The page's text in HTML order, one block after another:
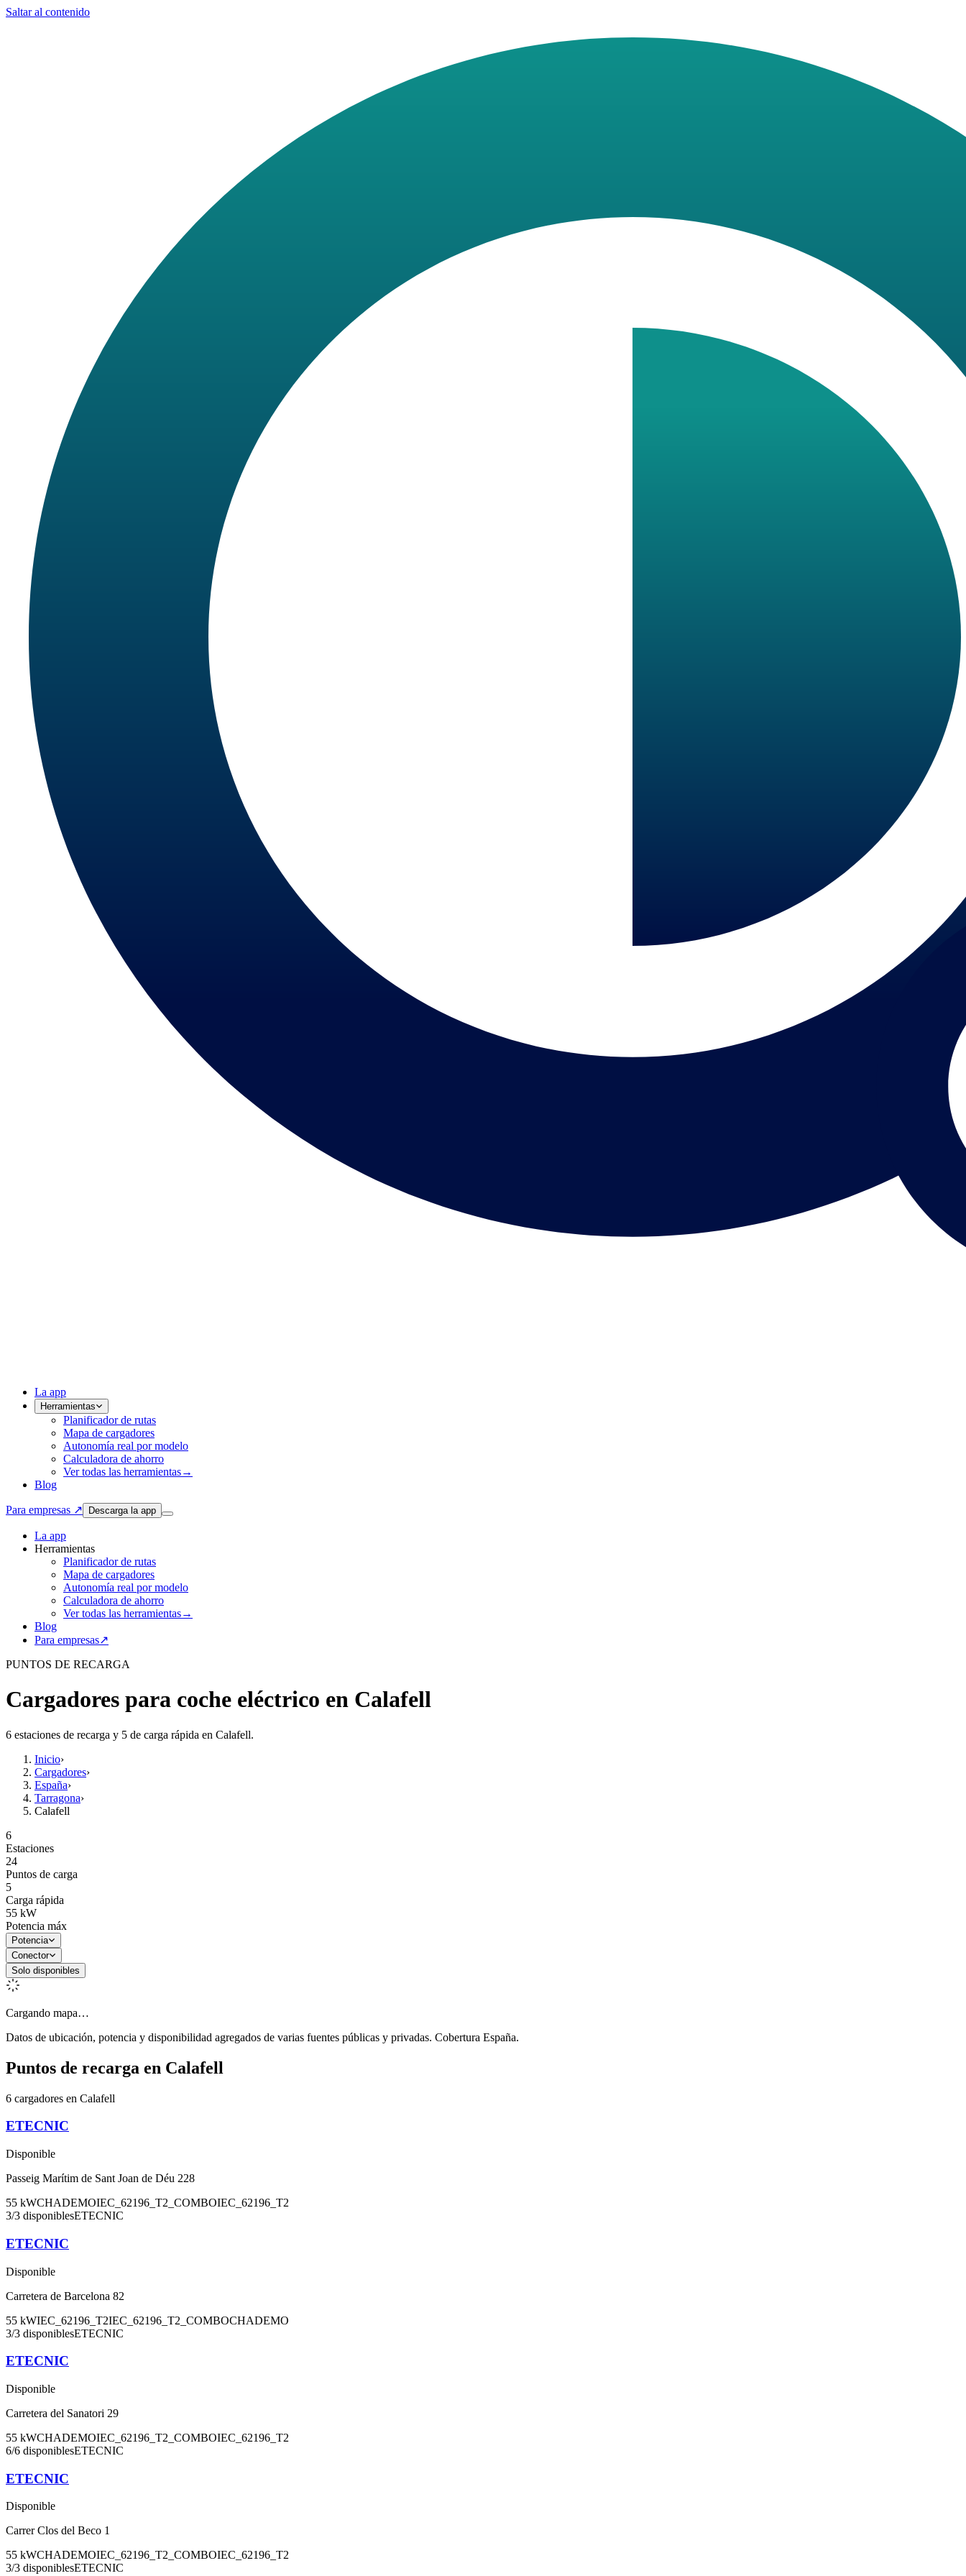
Saltar al contenido
La app
Herramientas
Planificador de rutas
Mapa de cargadores
Autonomía real por modelo
Calculadora de ahorro
Ver todas las herramientas→
Blog
Para empresas ↗ Descarga la app
La app
Herramientas
Planificador de rutas
Mapa de cargadores
Autonomía real por modelo
Calculadora de ahorro
Ver todas las herramientas→
Blog
Para empresas↗
PUNTOS DE RECARGA
Cargadores para coche eléctrico en Calafell
6 estaciones de recarga y 5 de carga rápida en Calafell.
Inicio›
Cargadores›
España›
Tarragona›
Calafell
6
Estaciones
24
Puntos de carga
5
Carga rápida
55 kW
Potencia máx
Potencia
Conector
Solo disponibles
Cargando mapa…
Datos de ubicación, potencia y disponibilidad agregados de varias fuentes públicas y privadas. Cobertura España.
Puntos de recarga en Calafell
6 cargadores en Calafell
ETECNIC
Disponible
Passeig Marítim de Sant Joan de Déu 228
55 kWCHADEMOIEC_62196_T2_COMBOIEC_62196_T2
3/3 disponiblesETECNIC
ETECNIC
Disponible
Carretera de Barcelona 82
55 kWIEC_62196_T2IEC_62196_T2_COMBOCHADEMO
3/3 disponiblesETECNIC
ETECNIC
Disponible
Carretera del Sanatori 29
55 kWCHADEMOIEC_62196_T2_COMBOIEC_62196_T2
6/6 disponiblesETECNIC
ETECNIC
Disponible
Carrer Clos del Beco 1
55 kWCHADEMOIEC_62196_T2_COMBOIEC_62196_T2
3/3 disponiblesETECNIC